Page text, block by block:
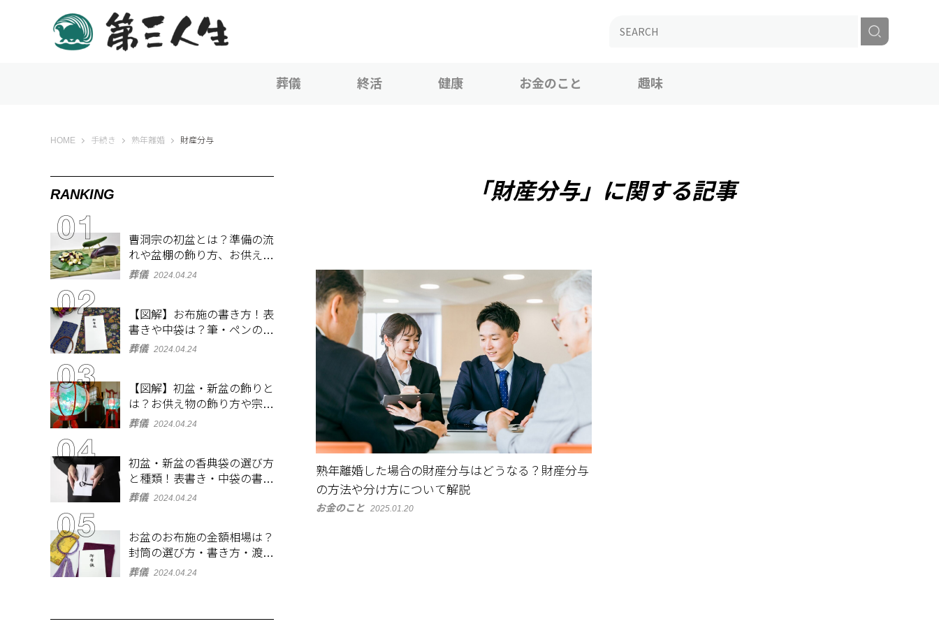
葬儀 終活 健康 お金のこと 趣味
HOME 第三人生 〜寄り道の歩き方〜
手続き 熟年離婚 財産分与
「財産分与」に関する記事
熟年離婚した場合の財産分与はどうなる？財産分与
の方法や分け方について解説
お金のこと 2025.01.20
RANKING
曹洞宗の初盆とは？準備の流
れや盆棚の飾り方、お供え物
を解説
葬儀 2024.04.24
【図解】お布施の書き方！表
書きや中袋は？筆・ペンのマ
ナーとよくあるQ&A集
葬儀 2024.04.24
【図解】初盆・新盆の飾りと
は？お供え物の飾り方や宗派
ごとの違いを解説！
葬儀 2024.04.24
初盆・新盆の香典袋の選び方
と種類！表書き・中袋の書き
方、お札の入れ方も
葬儀 2024.04.24
お盆のお布施の金額相場は？
封筒の選び方・書き方・渡し
方も解説
葬儀 2024.04.24